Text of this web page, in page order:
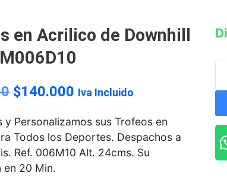
en Acrilico de Downhill
$140.000 Iva Incluido
y Personalizamos sus Trofeos en
Todos los Deportes. Despachos a
Ref. 006M10 Alt. 24cms. Su
en 20 Min.